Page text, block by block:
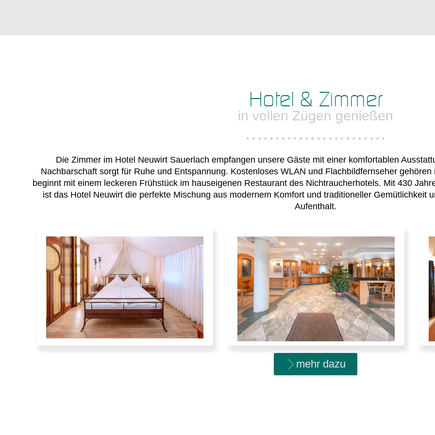
Hotel & Zimmer
in vollen Zügen genießen
Die Zimmer im Hotel Neuwirt Sauerlach empfangen unsere Gäste mit einer komfortablen
Nachbarschaft sorgt für Ruhe und Entspannung. Kostenloses WLAN und Flachbildfernseher
beginnt mit einem leckeren Frühstück im hauseigenen Restaurant des Nichtraucherhotels. Mit 430
ist das Hotel Neuwirt die perfekte Mischung aus modernem Komfort und traditioneller Gemütlichkeit
Aufenthalt.
mehr dazu